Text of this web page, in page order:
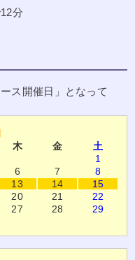
分
ス開催日」となって
木 金
土
1
6 7
8
13 14
15
20 21
22
27 28
29